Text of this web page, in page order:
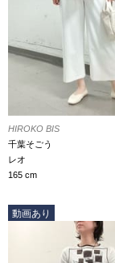
HIROKO BIS
千葉そごう
レオ
165 cm
動画あり